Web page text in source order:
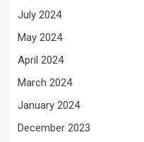
July 2024
May 2024
April 2024
March 2024
January 2024
December 2023